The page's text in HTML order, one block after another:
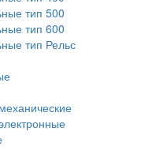
тип 500
тип 600
тип Рельс